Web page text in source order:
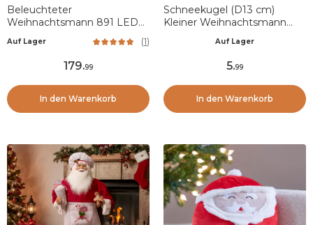
Beleuchteter
Weihnachtsmann 891 LED
Kaltweiß/Mehrfarbig
Auf Lager (1)
179.99
In den Warenkorb
Schneekugel (D13 cm)
Kleiner Weihnachtsmann
Auf Lager
5.99
In den Warenkorb